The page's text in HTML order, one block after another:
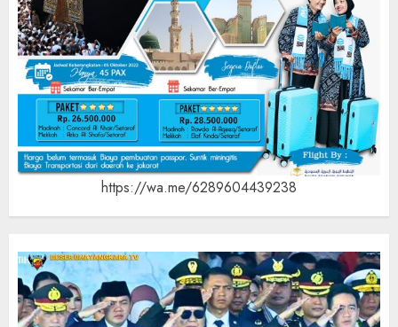
https://wa.me/6289604439238